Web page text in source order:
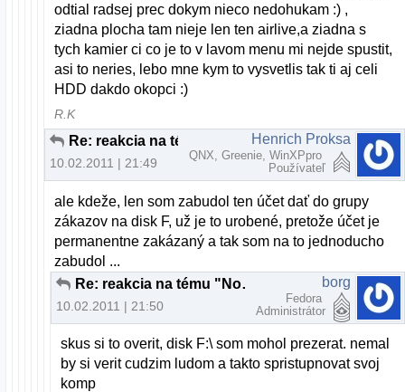
odtial radsej prec dokym nieco nedohukam :) ,
ziadna plocha tam nieje len ten airlive,a ziadna s
tych kamier ci co je to v lavom menu mi nejde spustit,
asi to neries, lebo mne kym to vysvetlis tak ti aj celi
HDD dakdo okopci :)
R.K
Re: reakcia na tému "Nove slovenske linuxove distro"
10.02.2011 | 21:49
Henrich Proksa
QNX, Greenie, WinXPpro
Používateľ
ale kdeže, len som zabudol ten účet dať do grupy
zákazov na disk F, už je to urobené, pretože účet je
permanentne zakázaný a tak som na to jednoducho
zabudol ...
Re: reakcia na tému "Nove slovenske linuxove distro"
10.02.2011 | 21:50
borg
Fedora
Administrátor
skus si to overit, disk F:\ som mohol prezerat. nemal
by si verit cudzim ludom a takto spristupnovat svoj
komp